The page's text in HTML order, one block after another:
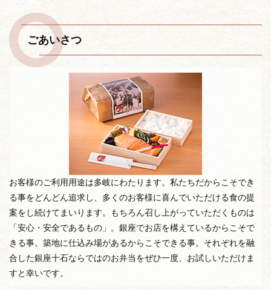
ごあいさつ
お客様のご利用用途は多岐にわたります。私たちだからこそでき
る事をどんどん追求し、多くのお客様に喜んでいただける食の提
案をし続けてまいります。もちろん召し上がっていただくものは
「安心・安全であるもの」。銀座でお店を構えているからこそで
きる事。築地に仕込み場があるからこそできる事。それぞれを融
合した銀座十石ならではのお弁当をぜひ一度、お試しいただけま
すと幸いです。